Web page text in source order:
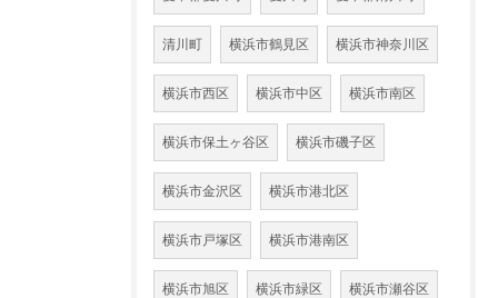
清川町 横浜市鶴見区 横浜市神奈川区
横浜市西区 横浜市中区 横浜市南区
横浜市保土ヶ谷区 横浜市磯子区
横浜市金沢区 横浜市港北区
横浜市戸塚区 横浜市港南区
横浜市旭区 横浜市緑区 横浜市瀬谷区